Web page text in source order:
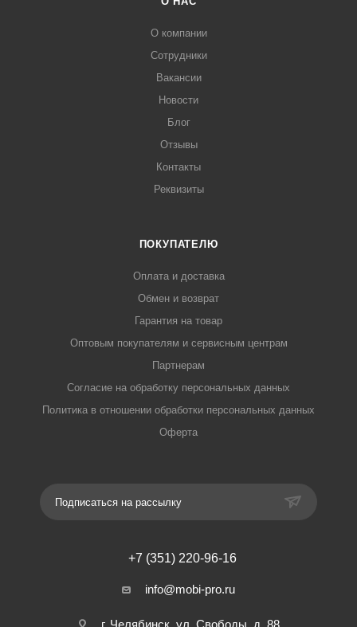
О компании
Сотрудники
Вакансии
Новости
Блог
Отзывы
Контакты
Реквизиты
ПОКУПАТЕЛЮ
Оплата и доставка
Обмен и возврат
Гарантия на товар
Оптовым покупателям и сервисным центрам
Партнерам
Согласие на обработку персональных данных
Политика в отношении обработки персональных данных
Оферта
Подписаться на рассылку
+7 (351) 220-96-16
info@mobi-pro.ru
г. Челябинск, ул. Свободы, д. 88